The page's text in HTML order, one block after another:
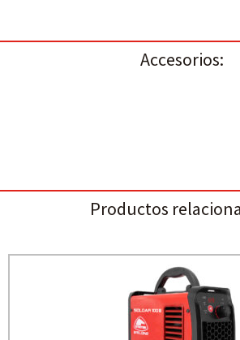
Accesorios:
Productos